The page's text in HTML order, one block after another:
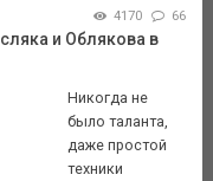
4170 66
и Облякова в
Никогда не
было таланта,
даже простой
техники